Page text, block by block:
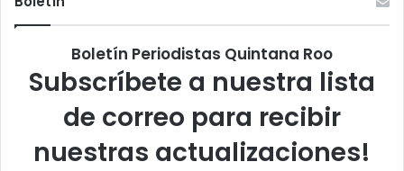
Boletín Periodistas Quintana Roo
Subscríbete a nuestra lista
de correo para recibir
nuestras actualizaciones!